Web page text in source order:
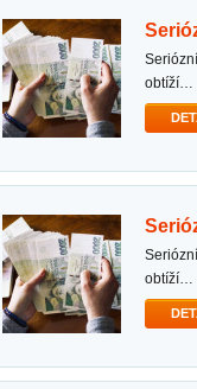
seriózní nabídka půjčky dobrý den, s cílem pomoci vám překonat různé finanční starosti a bez
obtíží…
seriózní nabídka půjčky dobrý den, s cílem pomoci vám překonat různé finanční starosti a bez
obtíží…